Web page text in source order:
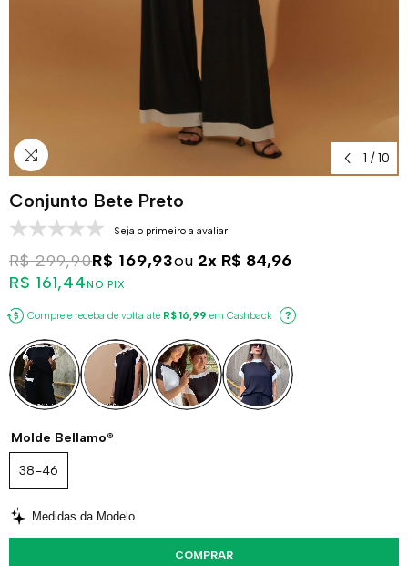
1 / 10
Conjunto Bete Preto
Seja o primeiro a avaliar
R$ 299,90R$ 169,93ou 2x R$ 84,96
R$ 161,44NO PIX
Compre e receba de volta até R$ 16,99 em Cashback ?
Molde Bellamo®
38-46
Medidas da Modelo
COMPRAR